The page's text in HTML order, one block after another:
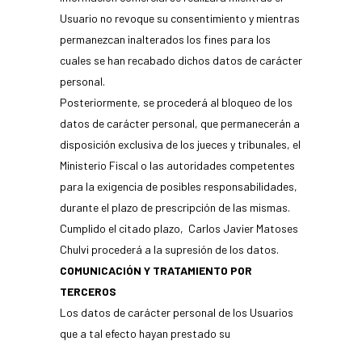
Usuario no revoque su consentimiento y mientras
permanezcan inalterados los fines para los
cuales se han recabado dichos datos de carácter
personal.
Posteriormente, se procederá al bloqueo de los
datos de carácter personal, que permanecerán a
disposición exclusiva de los jueces y tribunales, el
Ministerio Fiscal o las autoridades competentes
para la exigencia de posibles responsabilidades,
durante el plazo de prescripción de las mismas.
Cumplido el citado plazo, Carlos Javier Matoses
Chulvi procederá a la supresión de los datos.
COMUNICACIÓN Y TRATAMIENTO POR
TERCEROS
Los datos de carácter personal de los Usuarios
que a tal efecto hayan prestado su